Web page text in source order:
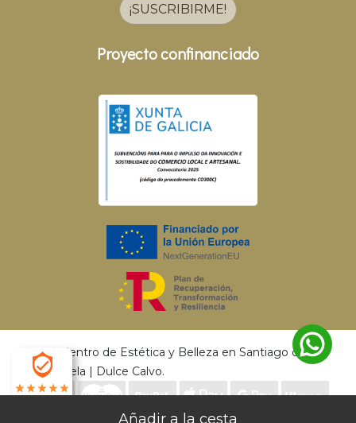
¡SUSCRIBIRME!
Proyecto confinanciado
© 2026 Centro de Estética y Belleza en Santiago de
Compostela | Dulce Calvo.
Envío gratis a partir de 50€ | Entrega en 24 - 72